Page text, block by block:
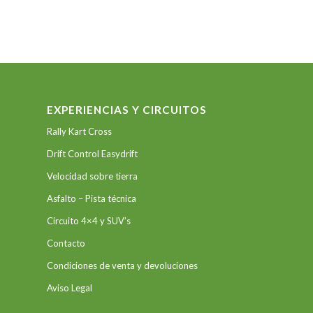
EXPERIENCIAS Y CIRCUITOS
Rally Kart Cross
Drift Control Easydrift
Velocidad sobre tierra
Asfalto – Pista técnica
Circuito 4×4 y SUV’s
Contacto
Condiciones de venta y devoluciones
Aviso Legal